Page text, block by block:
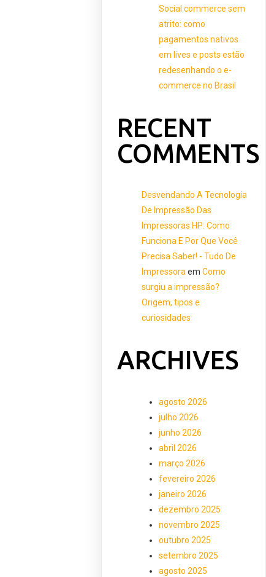
Social commerce sem
atrito: como
pagamentos nativos
em lives e posts estão
redesenhando o e-
commerce no Brasil
RECENT
COMMENTS
Desvendando A Tecnologia
De Impressão Das
Impressoras HP: Como
Funciona E Por Que Você
Precisa Saber! - Tudo De
ImpressoraemComo
surgiu a impressão?
Origem, tipos e
curiosidades
ARCHIVES
agosto 2026
julho 2026
junho 2026
abril 2026
março 2026
fevereiro 2026
janeiro 2026
dezembro 2025
novembro 2025
outubro 2025
setembro 2025
agosto 2025